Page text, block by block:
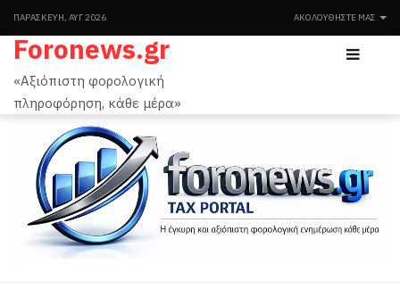
ΠΑΡΑΣΚΕΥΉ, ΑΥΓ 2026 ΑΚΟΛΟΥΘΉΣΤΕ ΜΑΣ
Foronews.gr
«Αξιόπιστη φορολογική
πληροφόρηση, κάθε μέρα»